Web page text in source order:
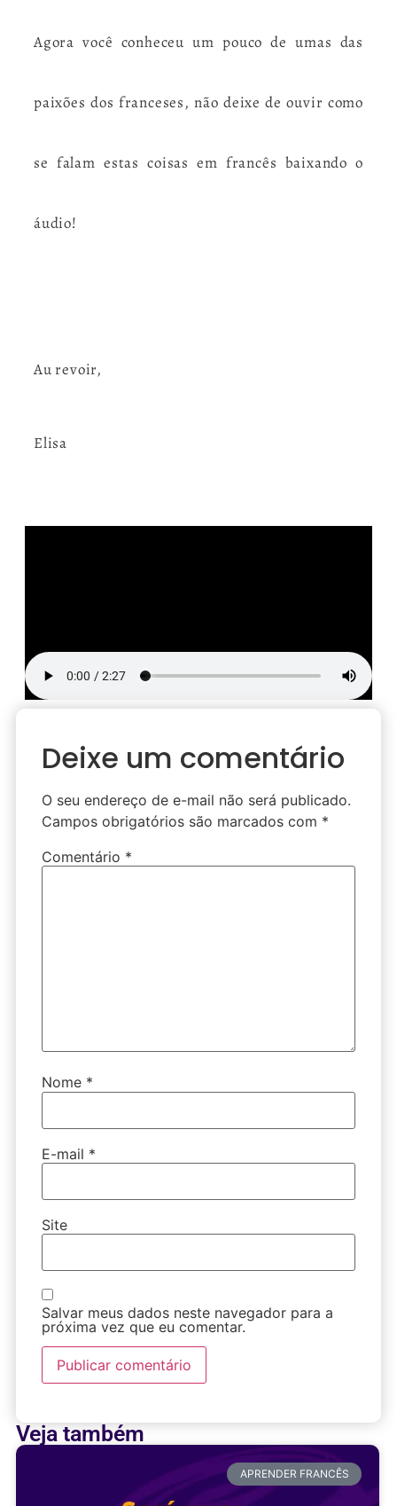
Agora você conheceu um pouco de umas das
paixões dos franceses, não deixe de ouvir como
se falam estas coisas em francês baixando o
áudio!
Au revoir,
Elisa
Deixe um comentário
O seu endereço de e-mail não será publicado.
Campos obrigatórios são marcados com *
Comentário *
Nome *
E-mail *
Site
Salvar meus dados neste navegador para a
próxima vez que eu comentar.
Veja também
APRENDER FRANCÊS